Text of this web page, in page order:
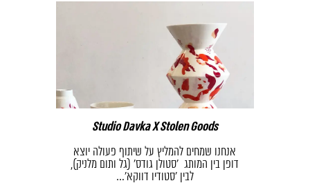
Studio Davka X Stolen Goods
אנחנו שמחים להמליץ על שיתוף פעולה יוצא
דופן בין המותג ׳סטולן גודס׳ (גל ותום מלניק),
לבין ׳סטודיו דווקא׳…